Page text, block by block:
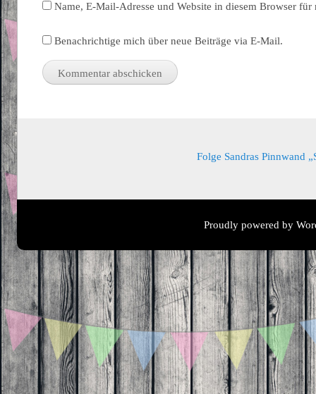
Name, E-Mail-Adresse und Website in diesem Browser
Benachrichtige mich über neue Beiträge via E-Mail.
Folge Sandras Pinnwand
Proudly powered by